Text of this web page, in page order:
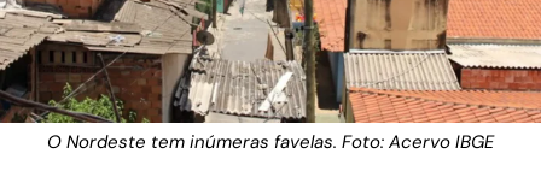
O Nordeste tem inúmeras favelas. Foto: Acervo IBGE